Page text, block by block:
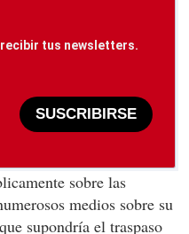
tus newsletters.
SUSCRIBIRSE
sobre las
medios sobre su
supondría el traspaso